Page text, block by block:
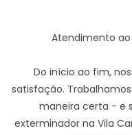
Atendimento
Do início ao fim,
satisfação.
maneira certa - e
exterminador na Vila